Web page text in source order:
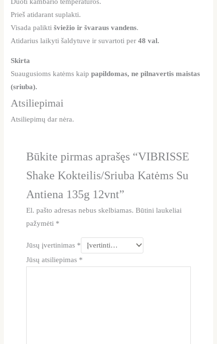
Prieš atidarant suplakti.
Visada paliktišviežio ir švaraus vandens.
Atidarius laikyti šaldytuve ir suvartoti per48 val.
Skirta
Suaugusioms katėms kaippapildomas, ne pilnavertis maistas
(sriuba).
Atsiliepimai
Atsiliepimų dar nėra.
Būkite pirmas aprašęs “VIBRISSE
Shake Kokteilis/Sriuba Katėms Su
Antiena 135g 12vnt”
El. pašto adresas nebus skelbiamas. Būtini laukeliai
pažymėti *
Jūsų įvertinimas *
Jūsų atsiliepimas *